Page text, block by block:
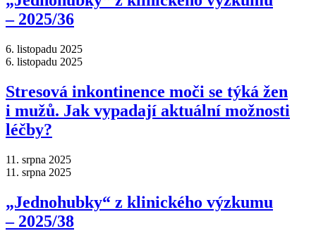
–⁠ 2025/36
6. listopadu 2025
6. listopadu 2025
Stresová inkontinence moči se týká žen
i mužů. Jak vypadají aktuální možnosti
léčby?
11. srpna 2025
11. srpna 2025
„Jednohubky“ z klinického výzkumu
–⁠ 2025/38